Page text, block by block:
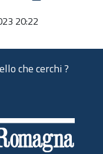
20:22
che cerchi ?